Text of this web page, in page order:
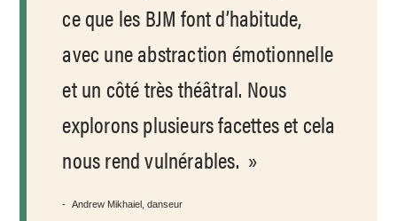
ce que les BJM font d’habitude,
avec une abstraction émotionnelle
et un côté très théâtral. Nous
explorons plusieurs facettes et cela
nous rend vulnérables.
Andrew Mikhaiel, danseur